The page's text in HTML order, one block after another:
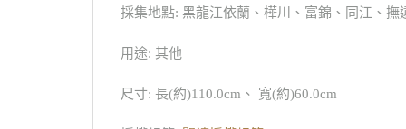
採集地點: 黑龍江依蘭、樺川、富錦、同江、撫
用途: 其他
尺寸: 長(約)110.0cm、 寬(約)60.0cm